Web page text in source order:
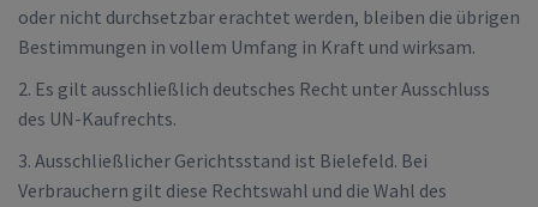
oder nicht durchsetzbar erachtet werden, bleiben die übrigen
Bestimmungen in vollem Umfang in Kraft und wirksam.
2. Es gilt ausschließlich deutsches Recht unter Ausschluss
des UN-Kaufrechts.
3. Ausschließlicher Gerichtsstand ist Bielefeld. Bei
Verbrauchern gilt diese Rechtswahl und die Wahl des